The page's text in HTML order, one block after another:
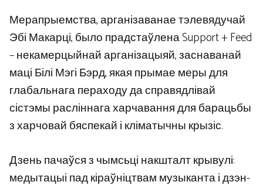
Мерапрыемства, арганізаванае тэлевядучай
Эбі Макарці, было прадстаўлена Support + Feed
– некамерцыйнай арганізацыяй, заснаванай
маці Білі Мэгі Бэрд, якая прымае меры для
глабальнага пераходу да справядлівай
сістэмы расліннага харчавання для барацьбы
з харчовай бяспекай і кліматычны крызіс.
Дзень пачаўся з чымсьці накшталт крывулі:
медытацыі пад кіраўніцтвам музыканта і дзэн-